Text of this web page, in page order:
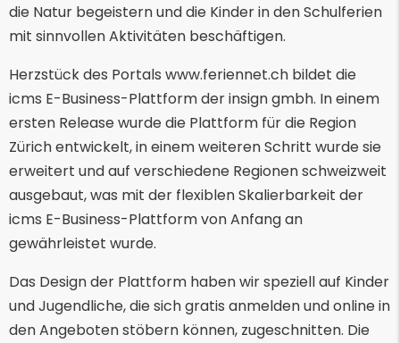
die Natur begeistern und die Kinder in den Schulferien
mit sinnvollen Aktivitäten beschäftigen.
Herzstück des Portals www.feriennet.ch bildet die
icms E-Business-Plattform der insign gmbh. In einem
ersten Release wurde die Plattform für die Region
Zürich entwickelt, in einem weiteren Schritt wurde sie
erweitert und auf verschiedene Regionen schweizweit
ausgebaut, was mit der flexiblen Skalierbarkeit der
icms E-Business-Plattform von Anfang an
gewährleistet wurde.
Das Design der Plattform haben wir speziell auf Kinder
und Jugendliche, die sich gratis anmelden und online in
den Angeboten stöbern können, zugeschnitten. Die